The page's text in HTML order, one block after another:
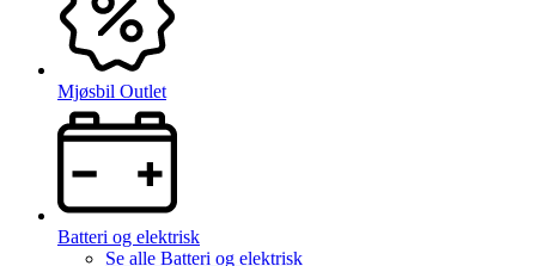
Mjøsbil Outlet
Batteri og elektrisk
Se alle Batteri og elektrisk